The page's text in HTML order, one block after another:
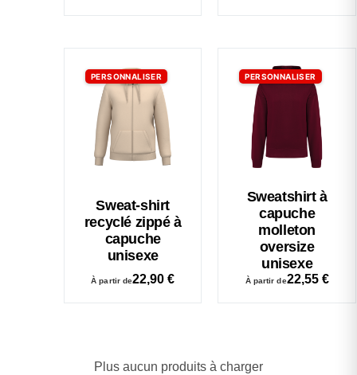
PERSONNALISER
Sweat-shirt
recyclé zippé à
capuche
unisexe
À partir de22,90€
PERSONNALISER
Sweatshirt à
capuche
molleton
oversize
unisexe
À partir de22,55 €
Plus aucun produits à charger